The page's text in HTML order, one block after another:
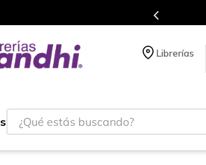
Más
Librerías
¿Qué estás buscando?